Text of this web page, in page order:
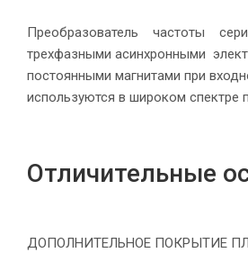
Преобразователь частоты
трехфазными асинхронными
постоянными магнитами при
используются в широком спектре
Отличительные
ДОПОЛНИТЕЛЬНОЕ ПОКРЫТИЕ